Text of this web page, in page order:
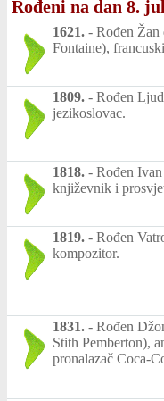
Rođeni na dan 8.
1621. - Rođen Žan
Fontaine),
1809. - Rođen
jezikoslovac.
1818. - Rođen
književnik i
1819. - Rođen
kompozitor.
1831. - Rođen
Stith Pemberton),
pronalazač Coca-